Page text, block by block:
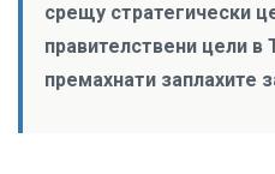
срещу стратегически
правителствени цели в
премахнати заплахите